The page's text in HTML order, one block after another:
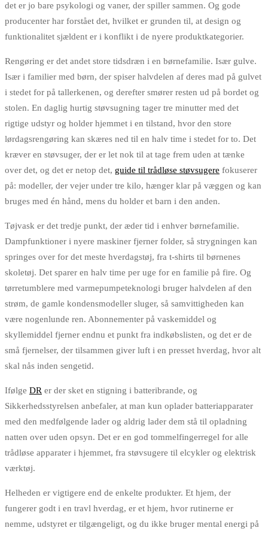
det er jo bare psykologi og vaner, der spiller sammen. Og gode
producenter har forstået det, hvilket er grunden til, at design og
funktionalitet sjældent er i konflikt i de nyere produktkategorier.
Rengøring er det andet store tidsdræn i en børnefamilie. Især gulve.
Især i familier med børn, der spiser halvdelen af deres mad på gulvet
i stedet for på tallerkenen, og derefter smører resten ud på bordet og
stolen. En daglig hurtig støvsugning tager tre minutter med det
rigtige udstyr og holder hjemmet i en tilstand, hvor den store
lørdagsrengøring kan skæres ned til en halv time i stedet for to. Det
kræver en støvsuger, der er let nok til at tage frem uden at tænke
over det, og det er netop det, guide til trådløse støvsugere fokuserer
på: modeller, der vejer under tre kilo, hænger klar på væggen og kan
bruges med én hånd, mens du holder et barn i den anden.
Tøjvask er det tredje punkt, der æder tid i enhver børnefamilie.
Dampfunktioner i nyere maskiner fjerner folder, så strygningen kan
springes over for det meste hverdagstøj, fra t-shirts til børnenes
skoletøj. Det sparer en halv time per uge for en familie på fire. Og
tørretumblere med varmepumpeteknologi bruger halvdelen af den
strøm, de gamle kondensmodeller sluger, så samvittigheden kan
være nogenlunde ren. Abonnementer på vaskemiddel og
skyllemiddel fjerner endnu et punkt fra indkøbslisten, og det er de
små fjernelser, der tilsammen giver luft i en presset hverdag, hvor alt
skal nås inden sengetid.
Ifølge DR er der sket en stigning i batteribrande, og
Sikkerhedsstyrelsen anbefaler, at man kun oplader batteriapparater
med den medfølgende lader og aldrig lader dem stå til opladning
natten over uden opsyn. Det er en god tommelfingerregel for alle
trådløse apparater i hjemmet, fra støvsugere til elcykler og elektrisk
værktøj.
Helheden er vigtigere end de enkelte produkter. Et hjem, der
fungerer godt i en travl hverdag, er et hjem, hvor rutinerne er
nemme, udstyret er tilgængeligt, og du ikke bruger mental energi på